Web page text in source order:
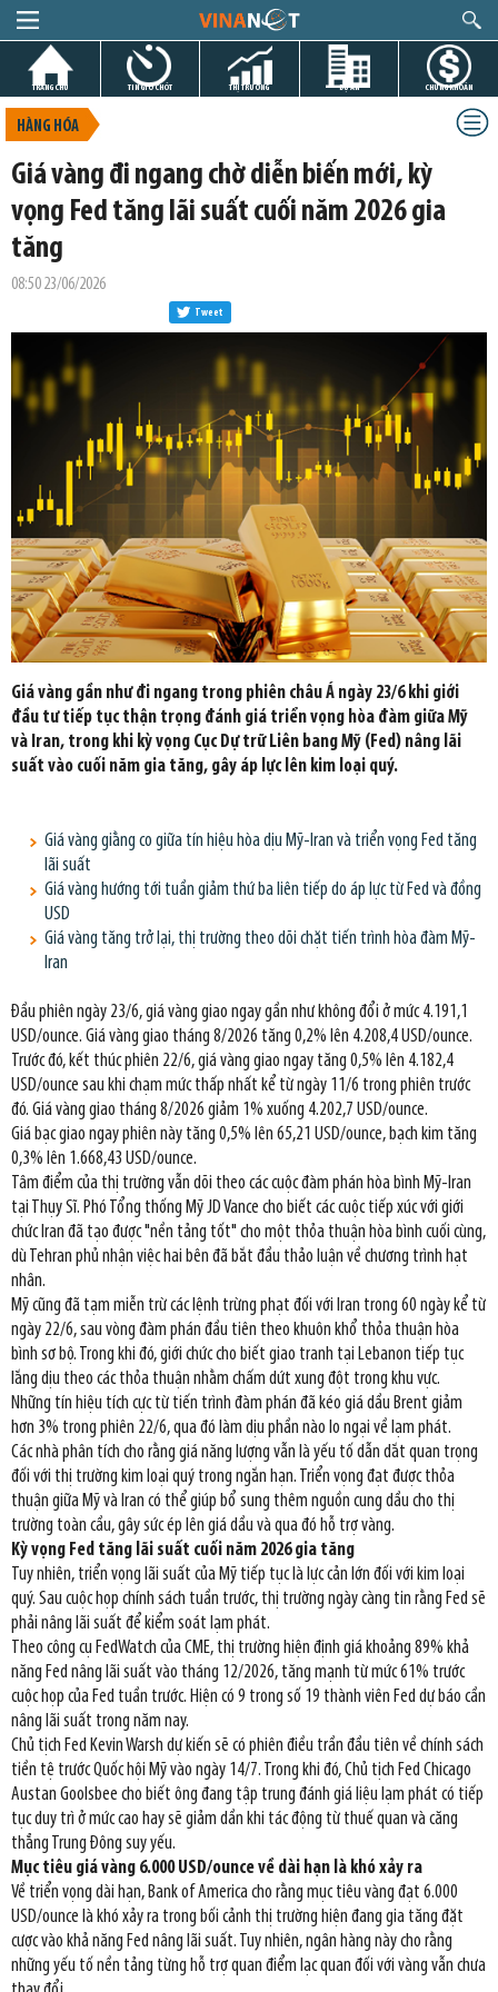
TRANG CHỦ TIN GIỜ CHÓT THỊ TRƯỜNG DỰ ÁN CHỨNG KHOÁN
HÀNG HÓA
Giá vàng đi ngang chờ diễn biến mới, kỳ
vọng Fed tăng lãi suất cuối năm 2026 gia
tăng
08:50 23/06/2026
Tweet
Giá vàng gần như đi ngang trong phiên châu Á ngày 23/6 khi giới
đầu tư tiếp tục thận trọng đánh giá triển vọng hòa đàm giữa Mỹ
và Iran, trong khi kỳ vọng Cục Dự trữ Liên bang Mỹ (Fed) nâng lãi
suất vào cuối năm gia tăng, gây áp lực lên kim loại quý.
Giá vàng giằng co giữa tín hiệu hòa dịu Mỹ-Iran và triển vọng Fed tăng
lãi suất
Giá vàng hướng tới tuần giảm thứ ba liên tiếp do áp lực từ Fed và đồng
USD
Giá vàng tăng trở lại, thị trường theo dõi chặt tiến trình hòa đàm Mỹ-
Iran
Đầu phiên ngày 23/6, giá vàng giao ngay gần như không đổi ở mức 4.191,1
USD/ounce. Giá vàng giao tháng 8/2026 tăng 0,2% lên 4.208,4 USD/ounce.
Trước đó, kết thúc phiên 22/6, giá vàng giao ngay tăng 0,5% lên 4.182,4
USD/ounce sau khi chạm mức thấp nhất kể từ ngày 11/6 trong phiên trước
đó. Giá vàng giao tháng 8/2026 giảm 1% xuống 4.202,7 USD/ounce.
Giá bạc giao ngay phiên này tăng 0,5% lên 65,21 USD/ounce, bạch kim tăng
0,3% lên 1.668,43 USD/ounce.
Tâm điểm của thị trường vẫn dõi theo các cuộc đàm phán hòa bình Mỹ-Iran
tại Thụy Sĩ. Phó Tổng thống Mỹ JD Vance cho biết các cuộc tiếp xúc với giới
chức Iran đã tạo được "nền tảng tốt" cho một thỏa thuận hòa bình cuối cùng,
dù Tehran phủ nhận việc hai bên đã bắt đầu thảo luận về chương trình hạt
nhân.
Mỹ cũng đã tạm miễn trừ các lệnh trừng phạt đối với Iran trong 60 ngày kể từ
ngày 22/6, sau vòng đàm phán đầu tiên theo khuôn khổ thỏa thuận hòa
bình sơ bộ. Trong khi đó, giới chức cho biết giao tranh tại Lebanon tiếp tục
lắng dịu theo các thỏa thuận nhằm chấm dứt xung đột trong khu vực.
Những tín hiệu tích cực từ tiến trình đàm phán đã kéo giá dầu Brent giảm
hơn 3% trong phiên 22/6, qua đó làm dịu phần nào lo ngại về lạm phát.
Các nhà phân tích cho rằng giá năng lượng vẫn là yếu tố dẫn dắt quan trọng
đối với thị trường kim loại quý trong ngắn hạn. Triển vọng đạt được thỏa
thuận giữa Mỹ và Iran có thể giúp bổ sung thêm nguồn cung dầu cho thị
trường toàn cầu, gây sức ép lên giá dầu và qua đó hỗ trợ vàng.
Kỳ vọng Fed tăng lãi suất cuối năm 2026 gia tăng
Tuy nhiên, triển vọng lãi suất của Mỹ tiếp tục là lực cản lớn đối với kim loại
quý. Sau cuộc họp chính sách tuần trước, thị trường ngày càng tin rằng Fed sẽ
phải nâng lãi suất để kiểm soát lạm phát.
Theo công cụ FedWatch của CME, thị trường hiện định giá khoảng 89% khả
năng Fed nâng lãi suất vào tháng 12/2026, tăng mạnh từ mức 61% trước
cuộc họp của Fed tuần trước. Hiện có 9 trong số 19 thành viên Fed dự báo cần
nâng lãi suất trong năm nay.
Chủ tịch Fed Kevin Warsh dự kiến sẽ có phiên điều trần đầu tiên về chính sách
tiền tệ trước Quốc hội Mỹ vào ngày 14/7. Trong khi đó, Chủ tịch Fed Chicago
Austan Goolsbee cho biết ông đang tập trung đánh giá liệu lạm phát có tiếp
tục duy trì ở mức cao hay sẽ giảm dần khi tác động từ thuế quan và căng
thẳng Trung Đông suy yếu.
Mục tiêu giá vàng 6.000 USD/ounce về dài hạn là khó xảy ra
Về triển vọng dài hạn, Bank of America cho rằng mục tiêu vàng đạt 6.000
USD/ounce là khó xảy ra trong bối cảnh thị trường hiện đang gia tăng đặt
cược vào khả năng Fed nâng lãi suất. Tuy nhiên, ngân hàng này cho rằng
những yếu tố nền tảng từng hỗ trợ quan điểm lạc quan đối với vàng vẫn chưa